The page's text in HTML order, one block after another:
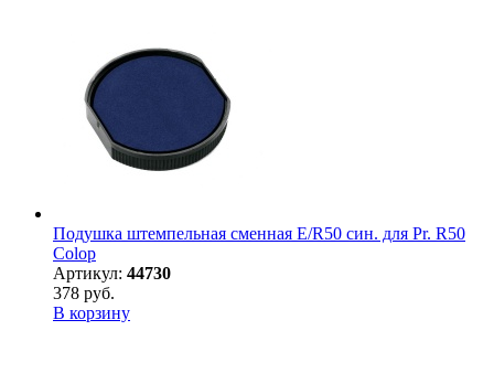
Подушка штемпельная сменная E/R50 син. для Pr. R50
Colop
Артикул: 44730
378 руб.
В корзину